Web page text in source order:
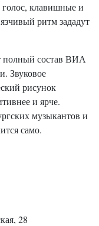
голос, клавишные и
ритм зададут
полный состав ВИА
Звуковое
рисунок
и ярче.
музыкантов и
само.
28